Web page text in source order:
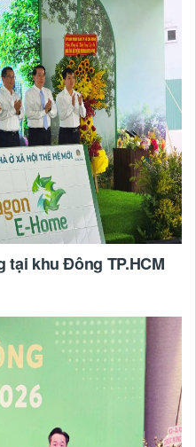
tại khu Đông TP.HCM